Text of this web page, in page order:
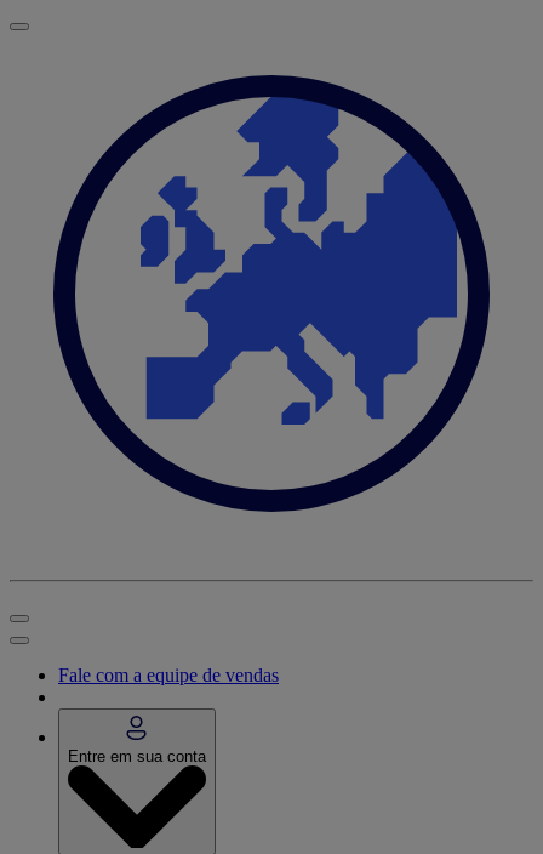
Fale com a equipe de vendas
Entre em sua conta